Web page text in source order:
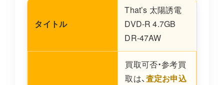
タイトル
That’s 太陽誘電
DVD-R 4.7GB
DR-47AW
買取可否・参考買
取は、査定お申込